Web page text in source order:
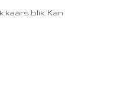
kaars blik. Kan